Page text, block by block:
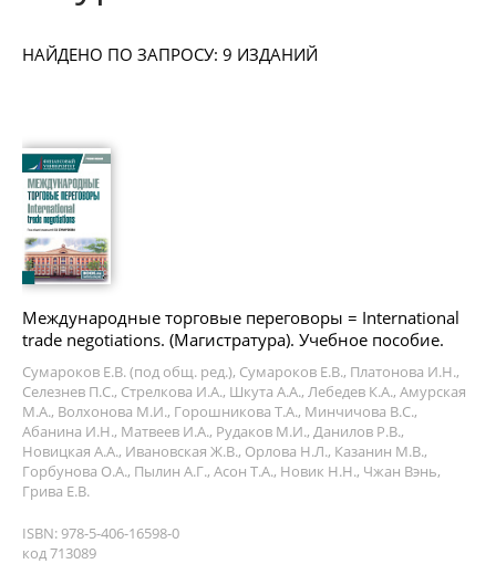
НАЙДЕНО ПО ЗАПРОСУ: 9 ИЗДАНИЙ
Международные торговые переговоры = International
trade negotiations. (Магистратура). Учебное пособие.
Сумароков Е.В. (под общ. ред.), Сумароков Е.В., Платонова И.Н.,
Селезнев П.С., Стрелкова И.А., Шкута А.А., Лебедев К.А., Амурская
М.А., Волхонова М.И., Горошникова Т.А., Минчичова В.С.,
Абанина И.Н., Матвеев И.А., Рудаков М.И., Данилов Р.В.,
Новицкая А.А., Ивановская Ж.В., Орлова Н.Л., Казанин М.В.,
Горбунова О.А., Пылин А.Г., Асон Т.А., Новик Н.Н., Чжан Вэнь,
Грива Е.В.
ISBN: 978-5-406-16598-0
код 713089